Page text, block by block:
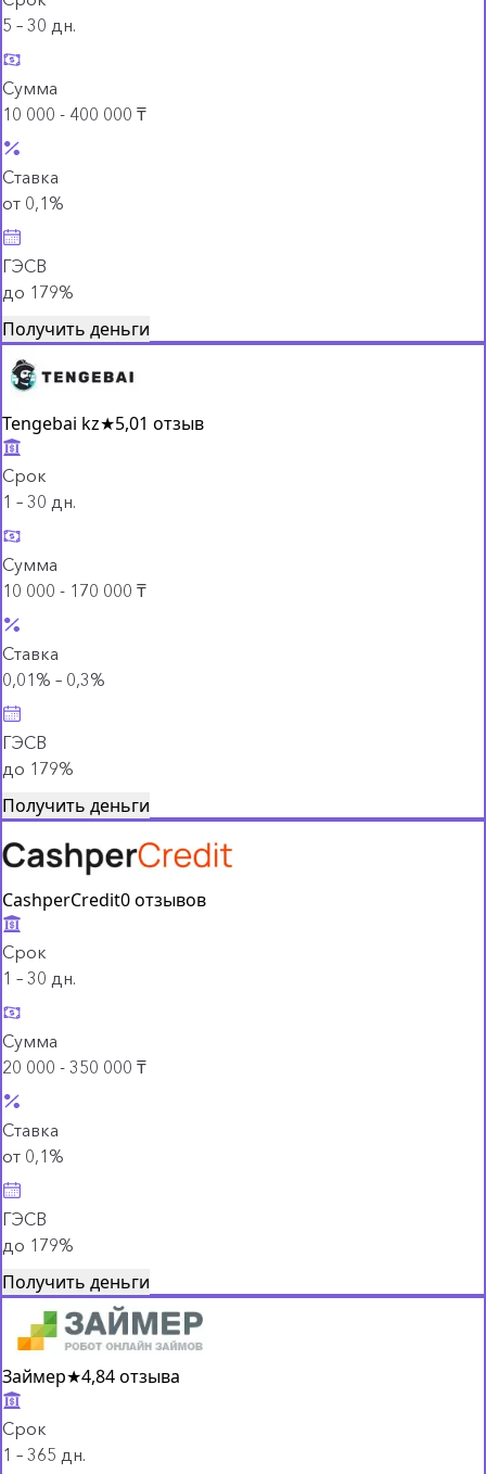
5 – 30 дн.
Сумма
10 000 - 400 000 ₸
Ставка
от 0,1%
ГЭСВ
до 179%
Получить деньги
Tengebai kz★5,01 отзыв
Срок
1 – 30 дн.
Сумма
10 000 - 170 000 ₸
Ставка
0,01% – 0,3%
ГЭСВ
до 179%
Получить деньги
CashperCredit0 отзывов
Срок
1 – 30 дн.
Сумма
20 000 - 350 000 ₸
Ставка
от 0,1%
ГЭСВ
до 179%
Получить деньги
Займер★4,84 отзыва
Срок
1 – 365 дн.